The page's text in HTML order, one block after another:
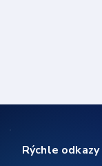
Rýchle odkazy